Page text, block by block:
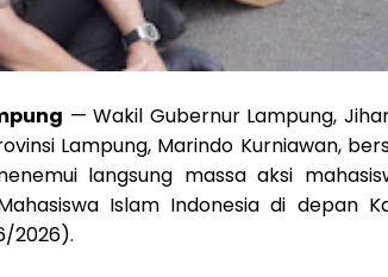
— Wakil Gubernur Lampung,
Lampung, Marindo Kurniawan,
langsung massa aksi
Islam Indonesia di depan
2026).